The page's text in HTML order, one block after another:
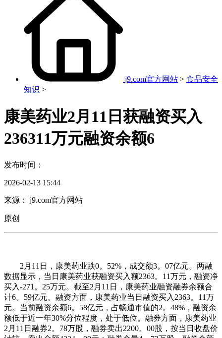
j9.com官方网站 > 食品安全
知识 >
康美药业2月11日获融资买入
236311万元融资余额6
发布时间：
2026-02-13 15:44
来源： j9.com官方网站
原创
2月11日，康美药业跌0。52%，成交额3。07亿元。两融
数据显示，当日康美药业获融资买入额2363。11万元，融资净
买入-271。25万元。截至2月11日，康美药业融资融券余额合
计6。59亿元。融资方面，康美药业当日融资买入2363。11万
元。当前融资余额6。58亿元，占畅通市值的2。48%，融资余
额低于近一年30%分位程度，处于低位。融券方面，康美药业
2月11日融券2。78万股，融券卖出2200。00股，按当日收盘价